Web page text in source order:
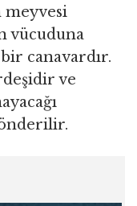
meyvesi
vücuduna
canavardır.
ve